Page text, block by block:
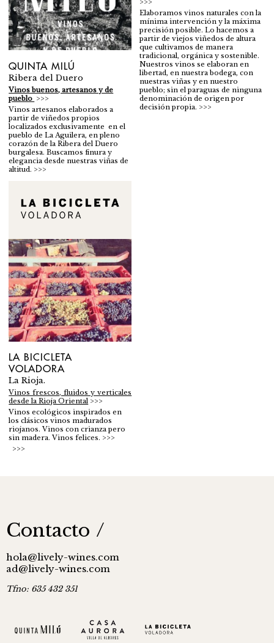
QUINTA MILÚ
Ribera del Duero
Vinos buenos, artesanos y de
pueblo
Vinos artesanos elaborados a
partir de viñedos propios
localizados exclusivamente en el
pueblo de La Aguilera, en pleno
corazón de la Ribera del Duero
burgalesa. Buscamos finura y
elegancia desde nuestras viñas de
altitud.
Elaboramos vinos naturales con la
mínima intervención y la máxima
precisión posible. Lo hacemos a
partir de viejos viñedos de altura
que cultivamos de manera
tradicional, orgánica y sostenible.
Nuestros vinos se elaboran en
libertad, en nuestra bodega, con
nuestras viñas y en nuestro
pueblo; sin el paraguas de ninguna
denominación de origen por
decisión propia.
LA BICICLETA
VOLADORA
La Rioja.
Vinos frescos, fluidos y verticales
desde la Rioja Oriental
Vinos ecológicos inspirados en
los clásicos vinos madurados
riojanos. Vinos con crianza pero
sin madera. Vinos felices.
Contacto
hola@lively-wines.com
ad@lively-wines.com
Tfno: 635 432 351